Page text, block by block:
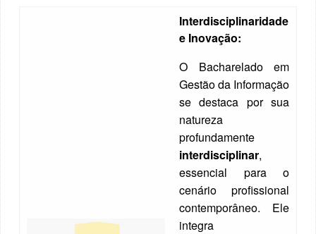
Interdisciplinaridade
e Inovação:
O Bacharelado em
Gestão da Informação
se destaca por sua
natureza
profundamente
interdisciplinar,
essencial para o
cenário profissional
contemporâneo. Ele
integra